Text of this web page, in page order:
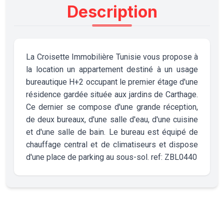
Description
La Croisette Immobilière Tunisie vous propose à
la location un appartement destiné à un usage
bureautique H+2 occupant le premier étage d'une
résidence gardée située aux jardins de Carthage.
Ce dernier se compose d'une grande réception,
de deux bureaux, d'une salle d'eau, d'une cuisine
et d'une salle de bain. Le bureau est équipé de
chauffage central et de climatiseurs et dispose
d'une place de parking au sous-sol. ref: ZBL0440